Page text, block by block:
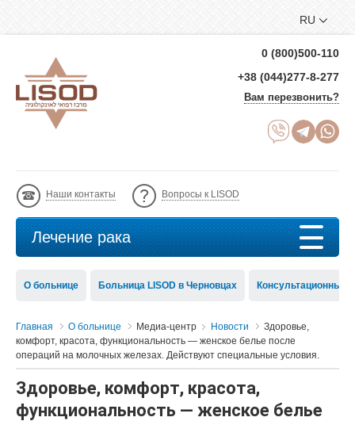
RU
0 (800)500-110
+38 (044)277-8-277
Вам перезвонить?
Наши контакты Вопросы к LISOD
Лечение рака
О больнице Больница LISOD в Черновцах Консультационный
Главная О больнице Медиа-центр Новости
Здоровье,
комфорт, красота, функциональность — женское белье после
операций на молочных железах. Действуют специальные условия.
Здоровье, комфорт, красота,
функциональность — женское белье